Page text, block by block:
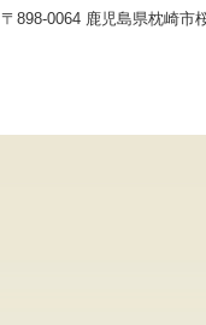
〒898-0064 鹿児島県枕崎市